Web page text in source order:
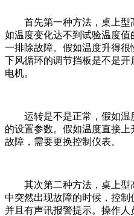
首先第一种方法，桌上型
如温度变化达不到试验温度
一排除故障。假如温度升得
下风循环的调节挡板是不是
电机。
运转是不是正常，假如温
的设置参数。假如温度直接
故障，需要更换控制仪表。
其次第二种方法，桌上型
中突然出现故障的时候，控
并且有声讯报警提示。操作